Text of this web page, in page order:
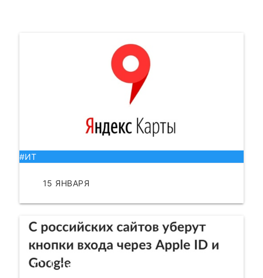
Сбой в работе «Яндекс
#ИТ
15 ЯНВАРЯ
С 1 декабря в российские